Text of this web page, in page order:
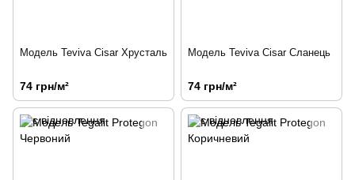
Модель Teviva Cisar Хрусталь
74 грн/м²
Модель Teviva Cisar Сланець
74 грн/м²